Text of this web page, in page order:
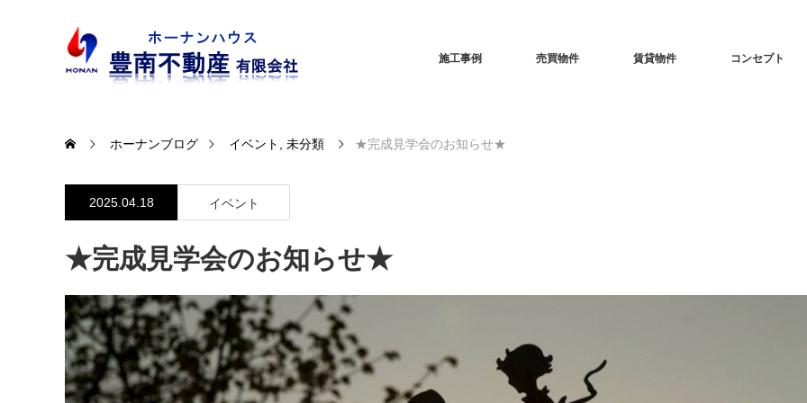
施工事例 売買物件 賃貸物件 コンセプト
ホーナンブログ イベント 未分類 ★完成見学会のお知らせ★
2025.04.18 イベント
★完成見学会のお知らせ★